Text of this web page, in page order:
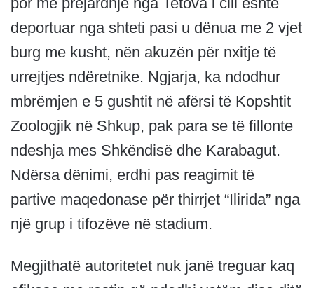
deportuar nga shteti pasi u dënua me 2 vjet
burg me kusht, nën akuzën për nxitje të
urrejtjes ndëretnike. Ngjarja, ka ndodhur
mbrëmjen e 5 gushtit në afërsi të Kopshtit
Zoologjik në Shkup, pak para se të fillonte
ndeshja mes Shkëndisë dhe Karabagut.
Ndërsa dënimi, erdhi pas reagimit të
partive maqedonase për thirrjet “Ilirida” nga
një grup i tifozëve në stadium.
Megjithatë autoritetet nuk janë treguar kaq